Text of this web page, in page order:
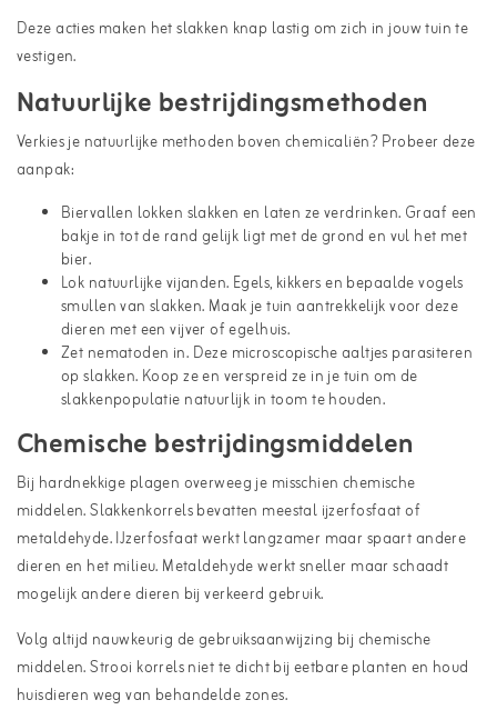
Deze acties maken het slakken knap lastig om zich in jouw tuin te
vestigen.
Natuurlijke bestrijdingsmethoden
Verkies je natuurlijke methoden boven chemicaliën? Probeer deze
aanpak:
Biervallen lokken slakken en laten ze verdrinken. Graaf een
bakje in tot de rand gelijk ligt met de grond en vul het met
bier.
Lok natuurlijke vijanden. Egels, kikkers en bepaalde vogels
smullen van slakken. Maak je tuin aantrekkelijk voor deze
dieren met een vijver of egelhuis.
Zet nematoden in. Deze microscopische aaltjes parasiteren
op slakken. Koop ze en verspreid ze in je tuin om de
slakkenpopulatie natuurlijk in toom te houden.
Chemische bestrijdingsmiddelen
Bij hardnekkige plagen overweeg je misschien chemische
middelen. Slakkenkorrels bevatten meestal ijzerfosfaat of
metaldehyde. IJzerfosfaat werkt langzamer maar spaart andere
dieren en het milieu. Metaldehyde werkt sneller maar schaadt
mogelijk andere dieren bij verkeerd gebruik.
Volg altijd nauwkeurig de gebruiksaanwijzing bij chemische
middelen. Strooi korrels niet te dicht bij eetbare planten en houd
huisdieren weg van behandelde zones.